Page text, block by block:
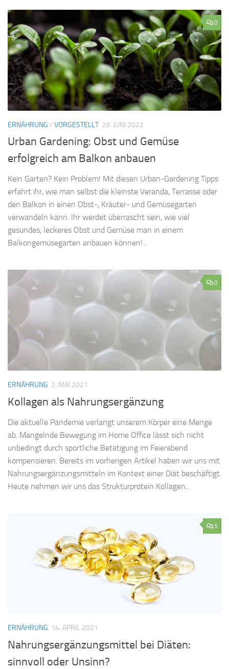
0
ERNÄHRUNG / VORGESTELLT 29. JUNI 2022
Urban Gardening: Obst und Gemüse
erfolgreich am Balkon anbauen
Kein Garten? Kein Problem! Mit diesen Urban-Gardening Tipps
erfahrt ihr, wie man selbst die kleinste Veranda, Terrasse oder
den Balkon in einen Obst-, Kräuter- und Gemüsegarten
verwandeln kann. Ihr werdet überrascht sein, wie viel
gesundes, leckeres Obst und Gemüse man in einem
Balkongemüsegarten anbauen können!...
0
ERNÄHRUNG 2. MAI 2021
Kollagen als Nahrungsergänzung
Die aktuelle Pandemie verlangt unserem Körper eine Menge
ab. Mangelnde Bewegung im Home Office lässt sich nicht
unbedingt durch sportliche Betätigung im Feierabend
kompensieren. Bereits im vorherigen Artikel haben wir uns mit
Nahrungsergänzungsmitteln im Kontext einer Diät beschäftigt.
Heute nehmen wir uns das Strukturprotein Kollagen...
5
ERNÄHRUNG 14. APRIL 2021
Nahrungsergänzungsmittel bei Diäten:
sinnvoll oder Unsinn?